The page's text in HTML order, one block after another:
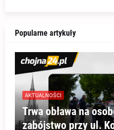
Popularne artykuły
AKTUALNOŚCI
Trwa obława na
zabójstwo przy ul.